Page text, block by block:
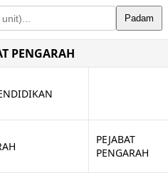
Padam
PENGARAH
PEJABAT
PENGARAH